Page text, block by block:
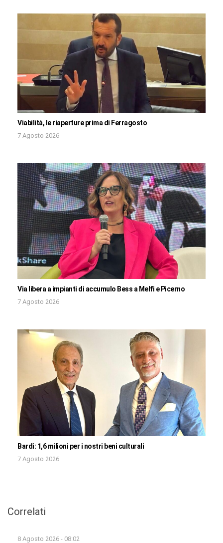
Viabilità, le riaperture prima di Ferragosto
7 Agosto 2026
Via libera a impianti di accumulo Bess a Melfi e Picerno
7 Agosto 2026
Bardi: 1,6 milioni per i nostri beni culturali
7 Agosto 2026
Correlati
8 Agosto 2026 - 08:02